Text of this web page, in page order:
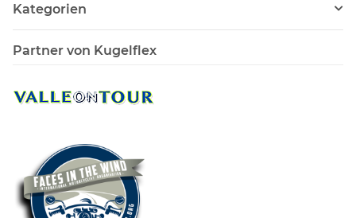
Kategorien
Partner von Kugelflex